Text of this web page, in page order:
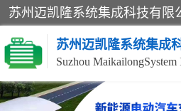
苏州迈凯隆系统集成